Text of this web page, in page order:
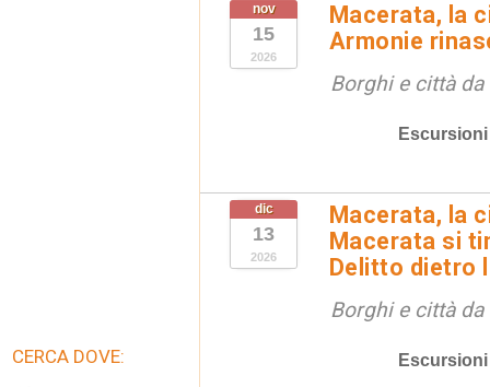
nov
15
2026
Macerata, la
Armonie
Borghi e città
Escursioni
dic
13
2026
Macerata, la
Macerata si
Delitto dietro
Borghi e città
Escursioni
CERCA DOVE: